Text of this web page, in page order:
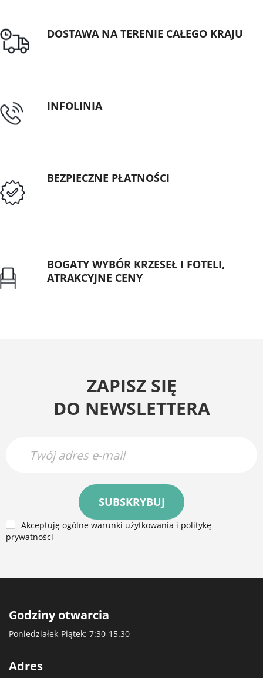
DOSTAWA NA TERENIE CAŁEGO KRAJU
INFOLINIA
BEZPIECZNE PŁATNOŚCI
BOGATY WYBÓR KRZESEŁ I FOTELI,
ATRAKCYJNE CENY
ZAPISZ SIĘ
DO NEWSLETTERA
SUBSKRYBUJ
Akceptuję ogólne warunki użytkowania i politykę
prywatności
Godziny otwarcia
Poniedziałek-Piątek: 7:30-15.30
Adres